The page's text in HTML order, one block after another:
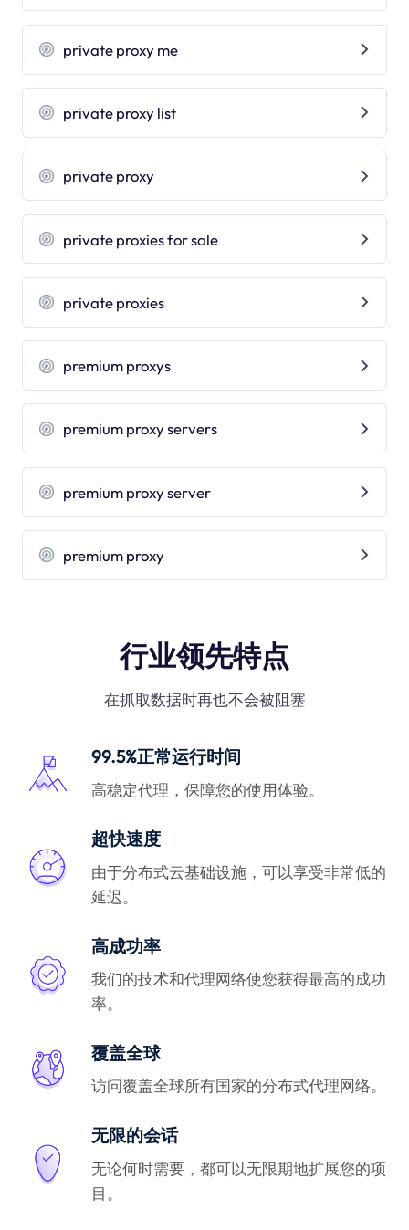
private proxy me
private proxy list
private proxy
private proxies for sale
private proxies
premium proxys
premium proxy servers
premium proxy server
premium proxy
行业领先特点
在抓取数据时再也不会被阻塞
99.5%正常运行时间
高稳定代理，保障您的使用体验。
超快速度
由于分布式云基础设施，可以享受非常低的
延迟。
高成功率
我们的技术和代理网络使您获得最高的成功
率。
覆盖全球
访问覆盖全球所有国家的分布式代理网络。
无限的会话
无论何时需要，都可以无限期地扩展您的项
目。